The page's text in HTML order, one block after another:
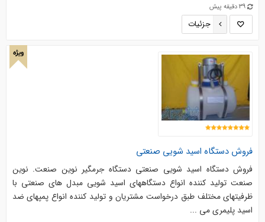
39 دقیقه پیش
جزئیات
ویژه
فروش دستگاه اسید شویی صنعتی
فروش دستگاه اسید شویی صنعتی دستگاه جرمگیر نوین صنعت. نوین
صنعت تولید کننده انواع دستگاههای اسید شویی مبدل های صنعتی با
ظرفیتهای مختلف طبق درخواست مشتریان و تولید کننده انواع پمپهای ضد
اسید پلیمری می ...